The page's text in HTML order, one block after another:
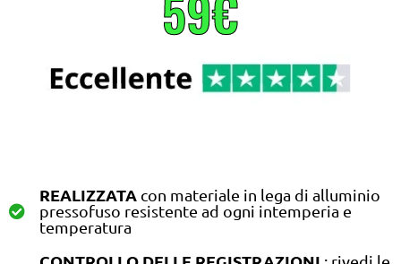
REALIZZATA con materiale in lega di alluminio
pressofuso resistente ad ogni intemperia e
temperatura